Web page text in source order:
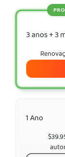
3 anos + 3
1 Ano